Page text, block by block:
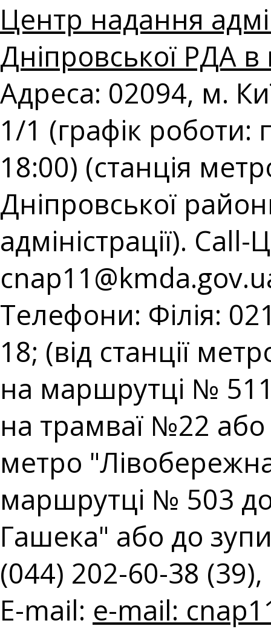
Центр надання
Дніпровської РДА в
Адреса: 02094, м.
1/1 (графік роботи:
18:00) (станція
Дніпровської
адміністрації).
Телефони: Філія:
18; (від станції
на маршрутці № 511;
на трамваї №22 або
метро
маршрутці № 503
Гашека" або до
(044) 202-60-38
E-mail: e-mail: